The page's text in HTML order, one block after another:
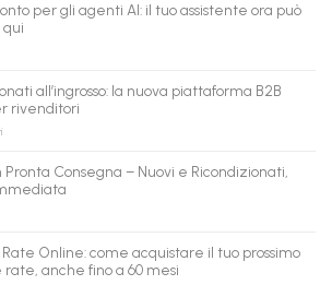
per gli agenti AI: il tuo assistente ora può
qui
all’ingrosso: la nuova piattaforma B2B
rivenditori
su
ricondizionati
all’ingrosso:
la
B2B
per
Pronta Consegna – Nuovi e Ricondizionati,
Online: come acquistare il tuo prossimo
rate, anche fino a 60 mesi